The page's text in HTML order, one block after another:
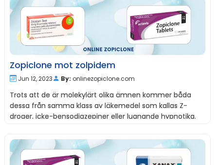
Zopiclone mot zolpidem
Jun 12, 2023 By: onlinezopiclone.com
Trots att de är molekylärt olika ämnen kommer båda
dessa från samma klass av läkemedel som kallas Z-
droger, icke-bensodiazepiner eller lugnande hypnotika.